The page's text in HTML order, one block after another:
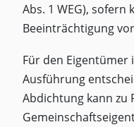
Abs. 1 WEG), sofern
Beeinträchtigung
Für den Eigentümer
Ausführung
Abdichtung kann zu